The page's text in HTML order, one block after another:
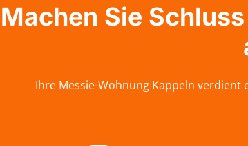
Machen Sie
Ihre Messie-Wohnung Kappeln